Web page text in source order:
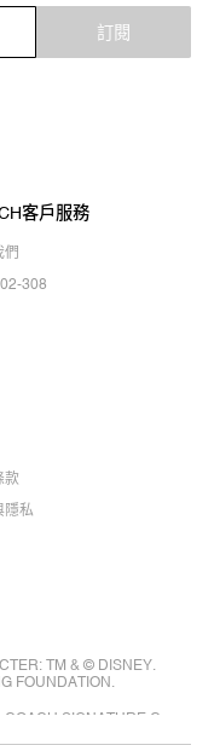
訂閱
客戶服務
們
308
款
隱私
TM & © DISNEY.
FOUNDATION.
SIGNATURE C